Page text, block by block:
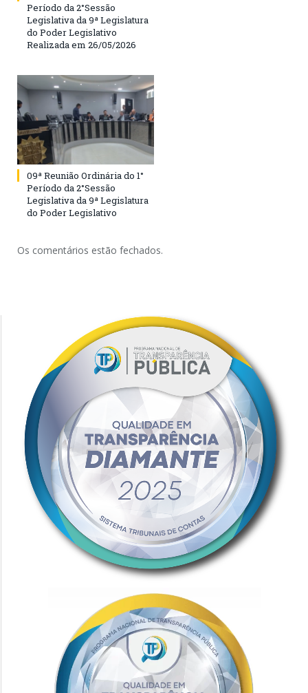
Período da 2°Sessão
Legislativa da 9ª Legislatura
do Poder Legislativo
Realizada em 26/05/2026
09ª Reunião Ordinária do 1°
Período da 2°Sessão
Legislativa da 9ª Legislatura
do Poder Legislativo
Os comentários estão fechados.